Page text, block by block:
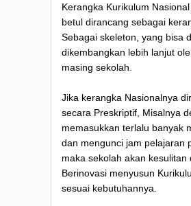
Kerangka Kurikulum
betul dirancang sebagai
Sebagai skeleton, yang bisa
dikembangkan lebih lanjut
masing sekolah.
Jika kerangka Nasionalnya
secara Preskriptif, Misalnya
memasukkan terlalu banyak
dan mengunci jam pelajaran
maka sekolah akan kesulitan
Berinovasi menyusun
sesuai kebutuhannya.